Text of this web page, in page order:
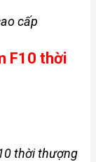
cấp
F10 thời
thời thượng